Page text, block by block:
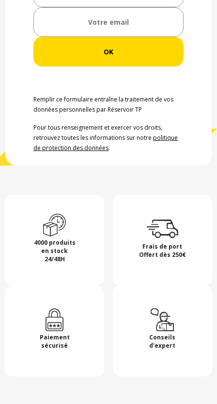
Remplir ce formulaire entraîne la traitement de vos
données personnelles par Réservoir TP
Pour tous renseignement et exercer vos droits,
retrouvez toutes les informations sur notrepolitique
de protection des données.
4000 produits
en stock
24/48H
Frais de port
Offert dès 250€
Paiement
sécurisé
Conseils
d'expert